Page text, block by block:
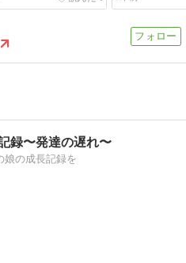
録〜発達の遅れ〜
娘の成長記録を